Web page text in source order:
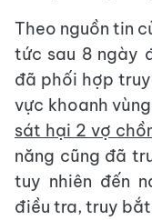
Theo nguồn tin
tức sau 8 ngày
đã phối hợp
vực khoanh
sát hại 2 vợ
năng cũng đã
tuy nhiên đến
điều tra, truy